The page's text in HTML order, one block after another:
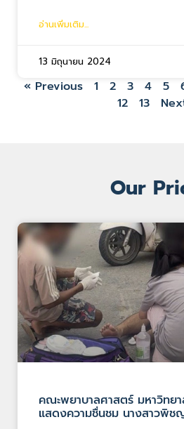
อ่านเพิ่มเติม...
13 มิถุนายน 2024
« Previous 1 2 3 4 5
12
13
Our
คณะพยาบาลศาสตร์ มหาวิทย
แสดงความชื่นชม นางสาวพิ